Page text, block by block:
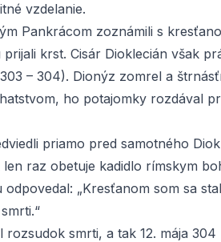
vzdelanie.
Pankrácom zoznámili s
krst. Cisár Dioklecián však
– 304). Dionýz zomrel a
ho potajomky rozdával
priamo pred samotného
raz obetuje kadidlo rímskym
„Kresťanom som sa
smrti, a tak 12. mája